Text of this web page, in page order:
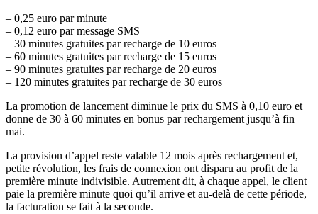
– 0,25 euro par minute
– 0,12 euro par message SMS
– 30 minutes gratuites par recharge de 10 euros
– 60 minutes gratuites par recharge de 15 euros
– 90 minutes gratuites par recharge de 20 euros
– 120 minutes gratuites par recharge de 30 euros
La promotion de lancement diminue le prix du SMS à 0,10 euro et
donne de 30 à 60 minutes en bonus par rechargement jusqu’à fin
mai.
La provision d’appel reste valable 12 mois après rechargement et,
petite révolution, les frais de connexion ont disparu au profit de la
première minute indivisible. Autrement dit, à chaque appel, le client
paie la première minute quoi qu’il arrive et au-delà de cette période,
la facturation se fait à la seconde.